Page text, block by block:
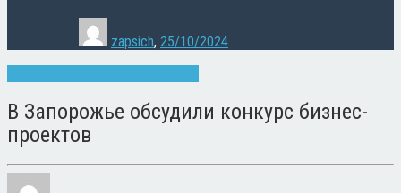
zapsich, 25/10/2024
В Запорожье обсудили конкурс бизнес-
проектов